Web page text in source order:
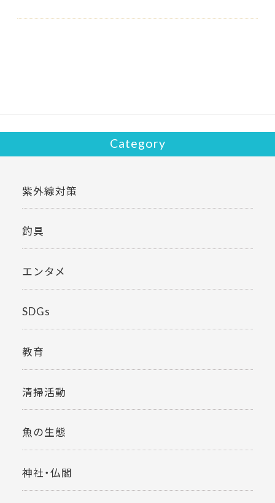
Category
紫外線対策
釣具
エンタメ
SDGs
教育
清掃活動
魚の生態
神社・仏閣